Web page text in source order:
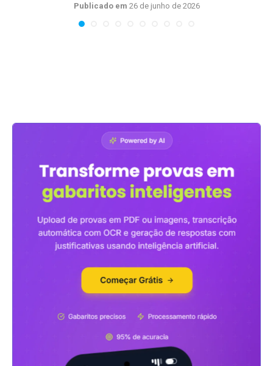
Publicado em 26 de junho de 2026